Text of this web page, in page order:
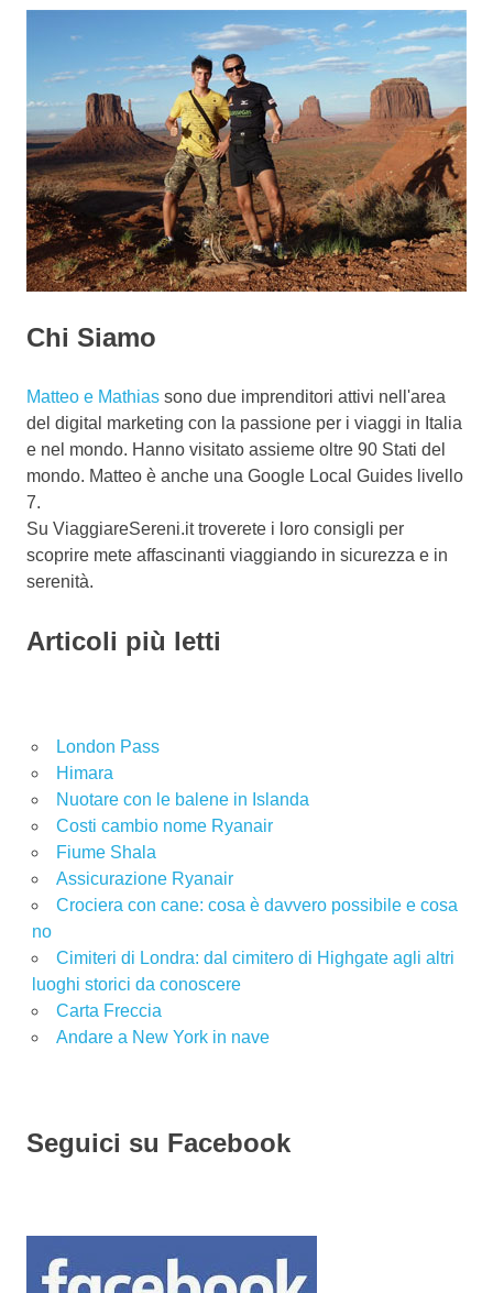
Chi Siamo
Matteo e Mathias sono due imprenditori attivi nell'area
del digital marketing con la passione per i viaggi in Italia
e nel mondo. Hanno visitato assieme oltre 90 Stati del
mondo. Matteo è anche una Google Local Guides livello
7.
Su ViaggiareSereni.it troverete i loro consigli per
scoprire mete affascinanti viaggiando in sicurezza e in
serenità.
Articoli più letti
London Pass
Himara
Nuotare con le balene in Islanda
Costi cambio nome Ryanair
Fiume Shala
Assicurazione Ryanair
Crociera con cane: cosa è davvero possibile e cosa
no
Cimiteri di Londra: dal cimitero di Highgate agli altri
luoghi storici da conoscere
Carta Freccia
Andare a New York in nave
Seguici su Facebook